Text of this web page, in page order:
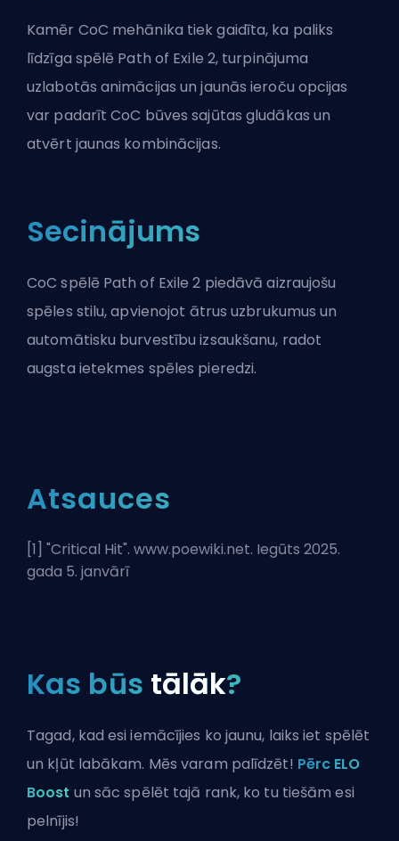
Kamēr CoC mehānika tiek gaidīta, ka paliks
līdzīga spēlē Path of Exile 2, turpinājuma
uzlabotās animācijas un jaunās ieroču opcijas
var padarīt CoC būves sajūtas gludākas un
atvērt jaunas kombinācijas.
Secinājums
CoC spēlē Path of Exile 2 piedāvā aizraujošu
spēles stilu, apvienojot ātrus uzbrukumus un
automātisku burvestību izsaukšanu, radot
augsta ietekmes spēles pieredzi.
Atsauces
[1] "Critical Hit". www.poewiki.net. Iegūts 2025.
gada 5. janvārī
Kas būs tālāk?
Tagad, kad esi iemācījies ko jaunu, laiks iet spēlēt
un kļūt labākam. Mēs varam palīdzēt! Pērc ELO
Boost un sāc spēlēt tajā rank, ko tu tiešām esi
pelnījis!